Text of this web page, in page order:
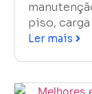
piso, carga
Ler mais